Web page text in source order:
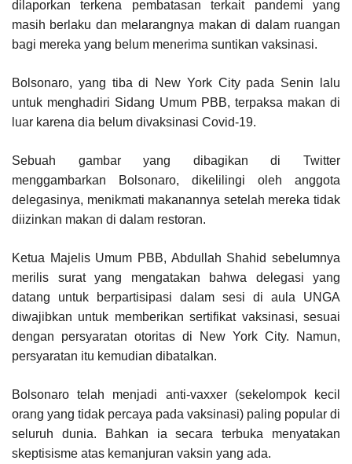
dilaporkan terkena pembatasan terkait pandemi yang
masih berlaku dan melarangnya makan di dalam ruangan
bagi mereka yang belum menerima suntikan vaksinasi.
Bolsonaro, yang tiba di New York City pada Senin lalu
untuk menghadiri Sidang Umum PBB, terpaksa makan di
luar karena dia belum divaksinasi Covid-19.
Sebuah gambar yang dibagikan di Twitter
menggambarkan Bolsonaro, dikelilingi oleh anggota
delegasinya, menikmati makanannya setelah mereka tidak
diizinkan makan di dalam restoran.
Ketua Majelis Umum PBB, Abdullah Shahid sebelumnya
merilis surat yang mengatakan bahwa delegasi yang
datang untuk berpartisipasi dalam sesi di aula UNGA
diwajibkan untuk memberikan sertifikat vaksinasi, sesuai
dengan persyaratan otoritas di New York City. Namun,
persyaratan itu kemudian dibatalkan.
Bolsonaro telah menjadi anti-vaxxer (sekelompok kecil
orang yang tidak percaya pada vaksinasi) paling popular di
seluruh dunia. Bahkan ia secara terbuka menyatakan
skeptisisme atas kemanjuran vaksin yang ada.